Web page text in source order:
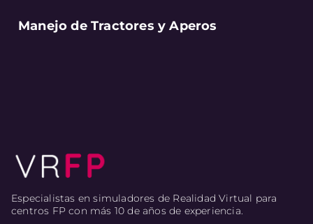
Manejo de Tractores y Aperos
Especialistas en simuladores de Realidad Virtual para
centros FP con más 10 de años de experiencia.